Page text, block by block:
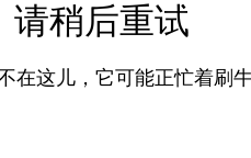
请稍后重试
在这儿，它可能正忙着刷